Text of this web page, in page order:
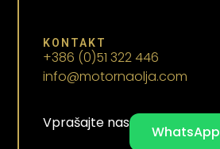
KONTAKT
+386 (0)51 322 446
info@motornaolja.com
Vprašajte nas
WhatsApp